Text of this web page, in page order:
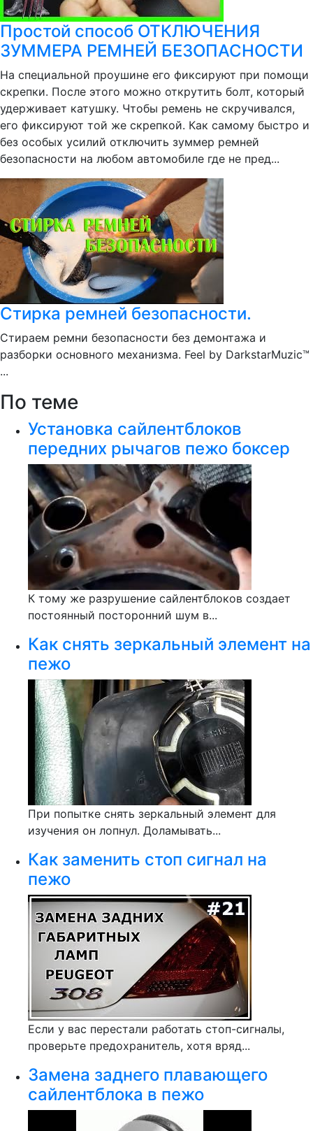
Простой способ ОТКЛЮЧЕНИЯ
ЗУММЕРА РЕМНЕЙ БЕЗОПАСНОСТИ
На специальной проушине его фиксируют при помощи
скрепки. После этого можно открутить болт, который
удерживает катушку. Чтобы ремень не скручивался,
его фиксируют той же скрепкой. Как самому быстро и
без особых усилий отключить зуммер ремней
безопасности на любом автомобиле где не пред...
Стирка ремней безопасности.
Стираем ремни безопасности без демонтажа и
разборки основного механизма. Feel by DarkstarMuzic™
...
По теме
Установка сайлентблоков
передних рычагов пежо боксер
К тому же разрушение сайлентблоков создает
постоянный посторонний шум в...
Как снять зеркальный элемент на
пежо
При попытке снять зеркальный элемент для
изучения он лопнул. Доламывать...
Как заменить стоп сигнал на
пежо
Если у вас перестали работать стоп-сигналы,
проверьте предохранитель, хотя вряд...
Замена заднего плавающего
сайлентблока в пежо